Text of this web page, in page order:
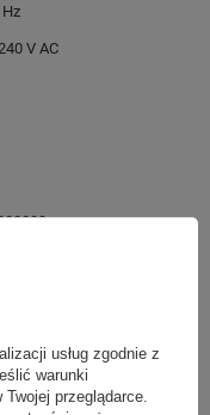
V AC
usług zgodnie z
warunki
przeglądarce.